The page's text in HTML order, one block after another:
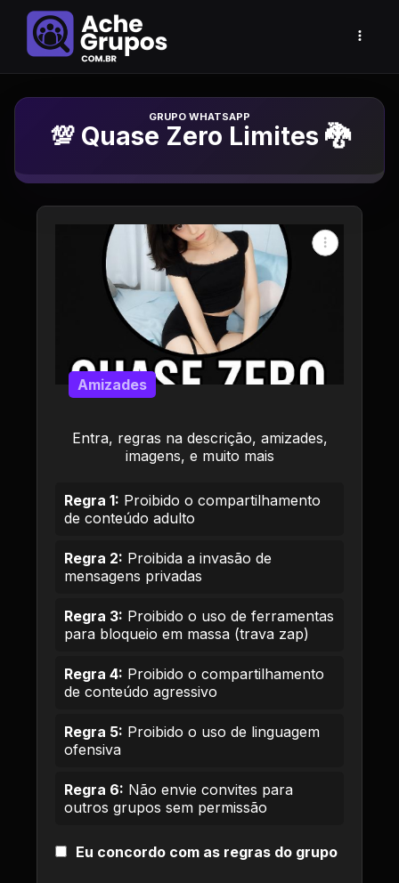
Grupo de Whatsapp
💯 Quase Zero Limites 🐉
Entra, regras na descrição, amizades,
imagens, e muito mais
Amizades
Regra 1: Proibido o compartilhamento
de conteúdo adulto
Regra 2: Proibida a invasão de
mensagens privadas
Regra 3: Proibido o uso de ferramentas
para bloqueio em massa (trava zap)
Regra 4: Proibido o compartilhamento
de conteúdo agressivo
Regra 5: Proibido o uso de linguagem
ofensiva
Regra 6: Não envie convites para
outros grupos sem permissão
Eu concordo com as regras do grupo